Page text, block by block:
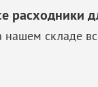
расходники
нашем складе